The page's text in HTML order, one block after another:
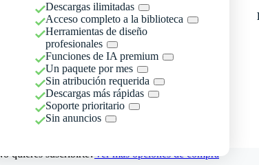
Descargas ilimitadas
Acceso completo a la biblioteca
Herramientas de diseño
profesionales
Funciones de IA premium
Un paquete por mes
Sin atribución requerida
Descargas más rápidas
Soporte prioritario
Sin anuncios
quieres suscribirte?Ver más opciones de compra